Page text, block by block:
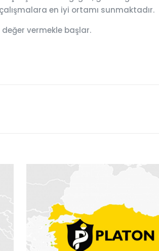
en iyi ortamı sunmaktadır.
vermekle başlar.